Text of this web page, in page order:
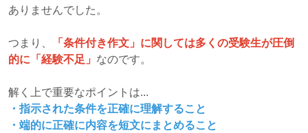
ありませんでした。
つまり、
「条件付き作文」に関しては多くの受験生が圧倒
的に「経験不足」 なのです。
解く上で重要なポイントは...
・指示された条件を正確に理解すること
・端的に正確に内容を短文にまとめること